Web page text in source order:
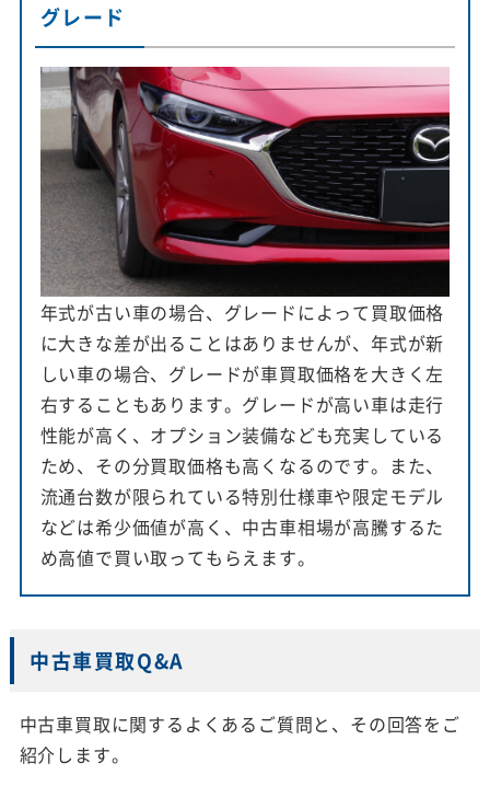
グレード
年式が古い車の場合、グレードによって買取価格
に大きな差が出ることはありませんが、年式が新
しい車の場合、グレードが車買取価格を大きく左
右することもあります。グレードが高い車は走行
性能が高く、オプション装備なども充実している
ため、その分買取価格も高くなるのです。また、
流通台数が限られている特別仕様車や限定モデル
などは希少価値が高く、中古車相場が高騰するた
め高値で買い取ってもらえます。
中古車買取Q&A
中古車買取に関するよくあるご質問と、その回答をご
紹介します。